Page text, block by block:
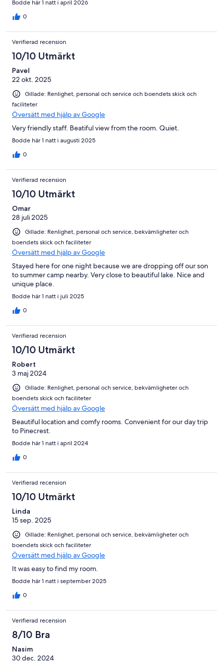
Bodde här 1 natt i april 2026
0
Verifierad recension
10/10 Utmärkt
Pavel
22 okt. 2025
Gillade: Renlighet, personal och service och boendets skick och
faciliteter
Översätt med hjälp av Google
Very friendly staff. Beatiful view from the room. Quiet.
Bodde här 1 natt i augusti 2025
0
Verifierad recension
10/10 Utmärkt
Omar
28 juli 2025
Gillade: Renlighet, personal och service, bekvämligheter och
boendets skick och faciliteter
Översätt med hjälp av Google
Stayed here for one night because we are dropping off our son
to summer camp nearby. Very close to beautiful lake. Nice and
unique place.
Bodde här 1 natt i juli 2025
0
Verifierad recension
10/10 Utmärkt
Robert
3 maj 2024
Gillade: Renlighet, personal och service, bekvämligheter och
boendets skick och faciliteter
Översätt med hjälp av Google
Beautiful location and comfy rooms. Convenient for our day trip
to Pinecrest.
Bodde här 1 natt i april 2024
0
Verifierad recension
10/10 Utmärkt
Linda
15 sep. 2025
Gillade: Renlighet, personal och service, bekvämligheter och
boendets skick och faciliteter
Översätt med hjälp av Google
It was easy to find my room.
Bodde här 1 natt i september 2025
0
Verifierad recension
8/10 Bra
Nasim
30 dec. 2024